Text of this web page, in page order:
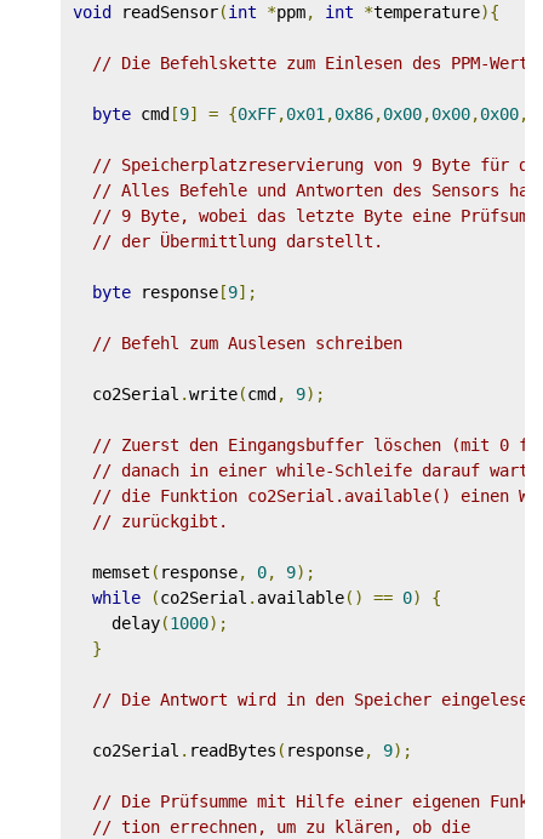
void readSensor(int *ppm, int *temperature){
// Die Befehlskette zum Einlesen des PPM-
byte cmd [9] = {0xFF,0x01,0x86,0x00,0x00,0x00,
// Speicherplatzreservierung von 9 Byte für
// Alles Befehle und Antworten des Sensors
// 9 Byte, wobei das letzte Byte eine
// der Übermittlung darstellt.
byte response [9];
// Befehl zum Auslesen schreiben
co2Serial .write(cmd , 9);
// Zuerst den Eingangsbuffer löschen (mit 0
// danach in einer while-Schleife darauf
// die Funktion co2Serial.available() einen
// zurückgibt.
memset ( response, 0, 9);
while
(co2Serial . available() == 0)
{
delay(1000);
}
// Die Antwort wird in den Speicher
co2Serial . readBytes ( response, 9);
// Die Prüfsumme mit Hilfe einer eigenen Funk-
// tion errechnen, um zu klären, ob die